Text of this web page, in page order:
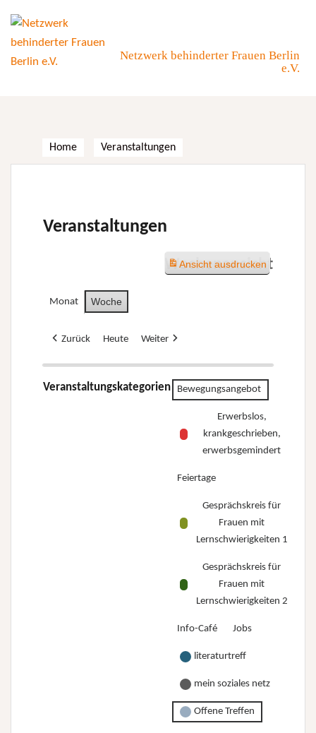
content
Netzwerk behinderter Frauen Berlin
e.V.
Home Veranstaltungen
Veranstaltungen
Wochenansicht
Monat Woche
Zurück Heute Weiter
Veranstaltungskategorien Bewegungsangebot
Erwerbslos,
krankgeschrieben,
erwerbsgemindert
Feiertage
Gesprächskreis für
Frauen mit
Lernschwierigkeiten 1
Gesprächskreis für
Frauen mit
Lernschwierigkeiten 2
Info-Café Jobs
literaturtreff
mein soziales netz
Offene Treffen
Ansichtausdrucken